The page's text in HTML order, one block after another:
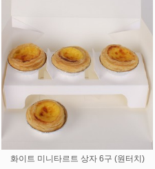
화이트 미니타르트 상자 6구 (원터치)